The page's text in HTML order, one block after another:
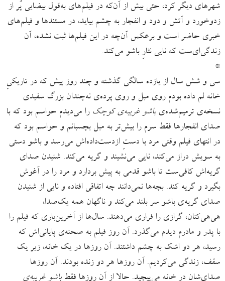
شهرهای دیگر کرد، حتی بیش از آن‌که در فیلم‌های به‌قول بیضایی پُر از
زدوخورد و آتش و دود و انفجار به چشم بیاید، در مستندها و فیلم‌های
خبری حاضر است و برعکس آن‌چه در این فیلم‌ها ثبت نشده، آن
زندگی‌‌ای‌ست که نایی نثارِ باشو می‌کند.
*
سی و شش سال از یازده سالگی گذشته و چند روز پیش که در تاریکیِ
خانه لم داده بودم روی مبل و روی پرده‌ی نه‌چندان بزرگ سفیدی
نسخه‌ی ترمیم‌شده‌یباشو غریبه‌ی کوچک را می‌دیدم حواسم بود که با
صدای انفجارها فقط سرم را بیش‌تر به مبل بچسبانم و حواسم بود که
در انتهای فیلم وقتی مرد با دستِ ازدست‌داده‌اش می‌رسد و باشو دستی
به سویش دراز می‌کند، نایی می‌نشیند و گریه می‌کند. شنیدن صدای
گریه‌اش کافی‌ست تا باشو قدمی به پیش بردارد و مرد را در آغوش
بگیرد و گریه کند. بچه‌ها نمی‌دانند چه اتفاقی افتاده و نایی از شنیدن
صدای گریه‌ی باشو سر بلند می‌کند و ناگهان همه یک‌صدا،
هی‌هی‌کنان، گرازی را فراری می‌دهند. سال‌ها از آخرین‌باری که فیلم را
با پدر و مادرم دیدم می‌گذرد. آن روز فیلم به صحنه‌ی پایانی‌اش که
رسید، هر دو اشک به چشم داشتند. آن روزها در یک خانه، زیر یک
سقف، زندگی می‌کردیم. آن روزها هر دو زنده بودند. آن روزها
صدای‌شان در خانه می‌پیچید. حالا از آن روزها فقطباشو غریبه‌ی